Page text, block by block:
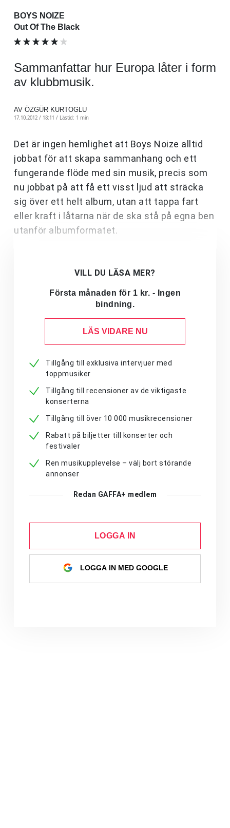
BOYS NOIZE
Out Of The Black
Sammanfattar hur Europa låter i form
av klubbmusik.
AV ÖZGÜR KURTOGLU
17.10.2012 / 18:11 / Lästid: 1 min
Det är ingen hemlighet att Boys Noize alltid
jobbat för att skapa sammanhang och ett
fungerande flöde med sin musik, precis som
nu jobbat på att få ett visst ljud att sträcka
sig över ett helt album, utan att tappa fart
eller kraft i låtarna när de ska stå på egna ben
utanför albumformatet.
VILL DU LÄSA MER?
Första månaden för 1 kr. - Ingen
bindning.
LÄS VIDARE NU
Tillgång till exklusiva intervjuer med
toppmusiker
Tillgång till recensioner av de viktigaste
konserterna
Tillgång till över 10 000 musikrecensioner
Rabatt på biljetter till konserter och
festivaler
Ren musikupplevelse – välj bort störande
annonser
Redan GAFFA+ medlem
LOGGA IN
LOGGA IN MED GOOGLE